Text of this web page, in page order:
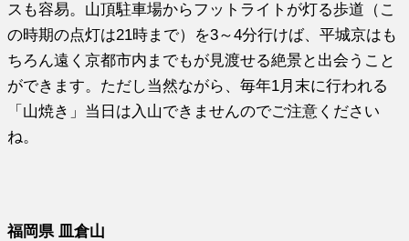
スも容易。山頂駐車場からフットライトが灯る歩道（こ
の時期の点灯は21時まで）を3～4分行けば、平城京はも
ちろん遠く京都市内までもが見渡せる絶景と出会うこと
ができます。ただし当然ながら、毎年1月末に行われる
「山焼き」当日は入山できませんのでご注意ください
ね。
福岡県 皿倉山